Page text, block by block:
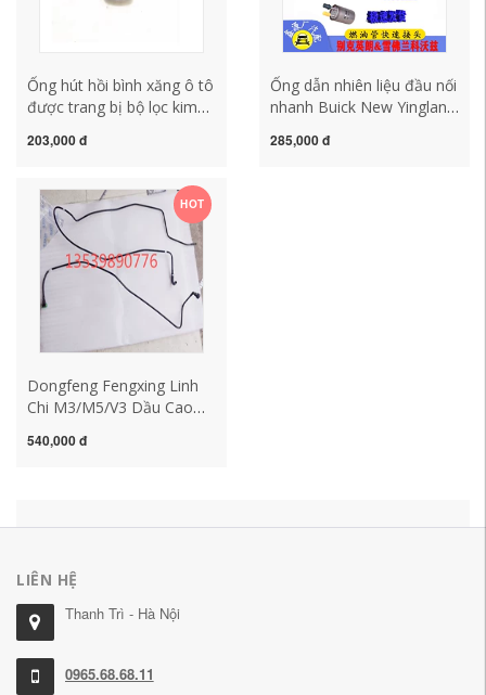
Ống hút hồi bình xăng ô tô
được trang bị bộ lọc kim
sửa đổi, thanh bình xăng
203,000 đ
Ống dẫn nhiên liệu đầu nối
nhanh Buick New Yinglang
Chevrolet Cowarts snap-
285,000 đ
HOT
Dongfeng Fengxing Linh
Chi M3/M5/V3 Dầu Cao
Bình Carbon Phun Nhiên
540,000 đ
LIÊN HỆ
Thanh Trì - Hà Nội
0965.68.68.11